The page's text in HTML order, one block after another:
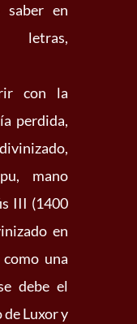
en
letras,
con la
perdida,
mano
III (1400
en
una
debe el
Luxor y